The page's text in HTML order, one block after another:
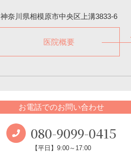
神奈川県相模原市中央区上溝3833-6
医院概要
お電話でのお問い合わせ
080-9099-0415
【平日】9:00～17:00